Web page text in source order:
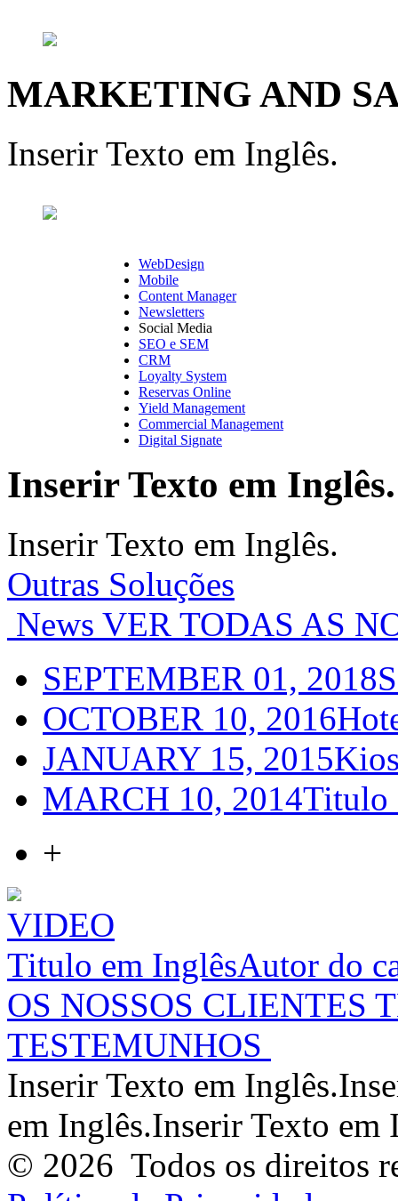
MARKETING AND
Inserir Texto em Inglês.
WebDesign
Mobile
Content Manager
Newsletters
Social Media
SEO e SEM
CRM
Loyalty System
Reservas Online
Yield Management
Commercial Management
Digital Signate
Inserir Texto em Inglês.
Inserir Texto em Inglês.
Outras Soluções
News VER TODAS AS
SEPTEMBER 01, 2018
OCTOBER 10, 2016
JANUARY 15, 2015
MARCH 10, 2014Titulo
+
VIDEO
Titulo em InglêsAutor do
OS NOSSOS CLIENTES
TESTEMUNHOS
Inserir Texto em
em Inglês.Inserir Texto
© 2026 Todos os direitos